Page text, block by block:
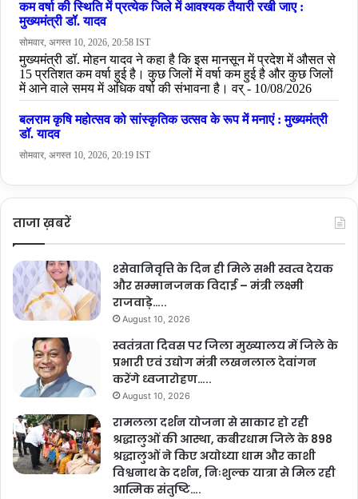
ताजा ख़बरें
श्सेवानिवृत्ति के दिन ही मिले सभी स्वत्व देयक
और सम्मानजनक विदाई – मंत्री लक्ष्मी
राजवाड़े…..
August 10, 2026
स्वतंत्रता दिवस पर जिला मुख्यालय में जिले के
प्रभारी एवं उद्योग मंत्री लखनलाल देवांगन
करेंगे ध्वजारोहण…..
August 10, 2026
रामलला दर्शन योजना से साकार हो रही
श्रद्धालुओं की आस्था, कबीरधाम जिले के 898
श्रद्धालुओं ने किए अयोध्या धाम और काशी
विश्वनाथ के दर्शन, निःशुल्क यात्रा से मिल रही
आत्मिक संतुष्टि….